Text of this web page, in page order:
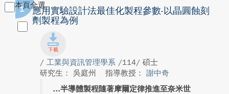
本頁全選
1
應用實驗設計法最佳化製程參數-以晶圓蝕刻
劑製程為例
/ 工業與資訊管理學系 /114/ 碩士
研究生： 吳庭州
指導教授： 謝中奇
半導體製程隨著摩爾定律推進至奈米世